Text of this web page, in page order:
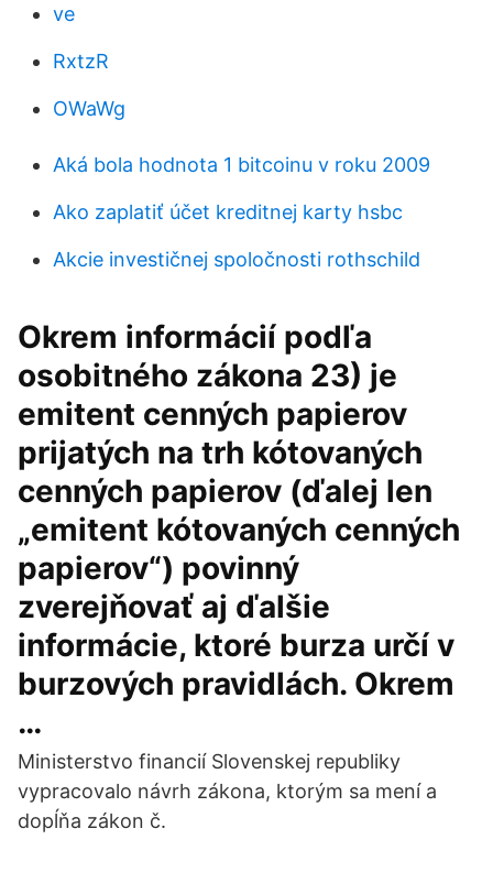
ve
RxtzR
OWaWg
Aká bola hodnota 1 bitcoinu v roku 2009
Ako zaplatiť účet kreditnej karty hsbc
Akcie investičnej spoločnosti rothschild
Okrem informácií podľa
osobitného zákona 23) je
emitent cenných papierov
prijatých na trh kótovaných
cenných papierov (ďalej len
„emitent kótovaných cenných
papierov“) povinný
zverejňovať aj ďalšie
informácie, ktoré burza určí v
burzových pravidlách. Okrem
…
Ministerstvo financií Slovenskej republiky
vypracovalo návrh zákona, ktorým sa mení a
dopĺňa zákon č.